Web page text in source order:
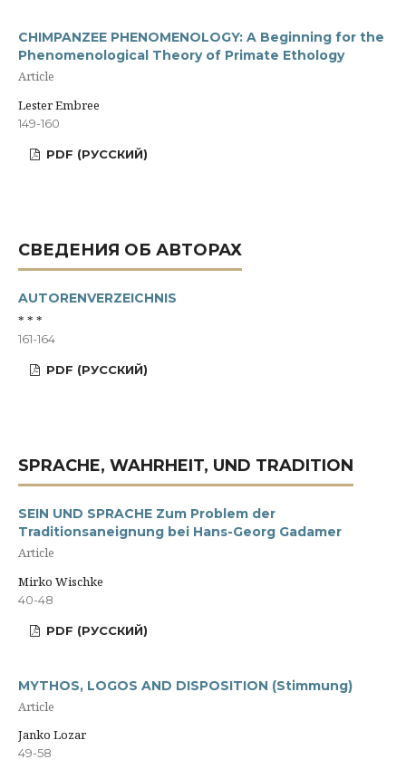
CHIMPANZEE PHENOMENOLOGY: A Beginning for the
Phenomenological Theory of Primate Ethology
Article
Lester Embree
149-160
PDF (РУССКИЙ)
СВЕДЕНИЯ ОБ АВТОРАХ
AUTORENVERZEICHNIS
* * *
161-164
PDF (РУССКИЙ)
SPRACHE, WAHRHEIT, UND TRADITION
SEIN UND SPRACHE Zum Problem der
Traditionsaneignung bei Hans-Georg Gadamer
Article
Mirko Wischke
40-48
PDF (РУССКИЙ)
MYTHOS, LOGOS AND DISPOSITION (Stimmung)
Article
Janko Lozar
49-58